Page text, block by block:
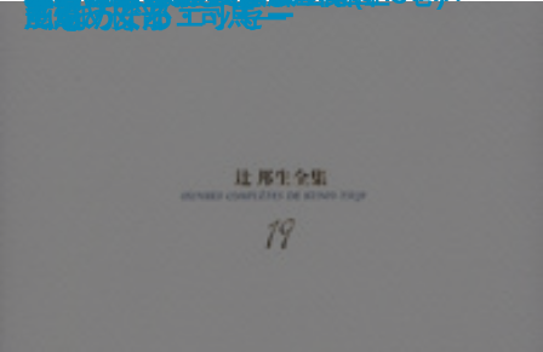
軍艦長門の生涯(上)
暗い波濤(下)
纂・年譜・書誌 ほか
XIV―
補遺・索引 他
い波濤(上)
画をめぐるエッセー
三島・安部・司馬―
舷燈 ほか
て ほか